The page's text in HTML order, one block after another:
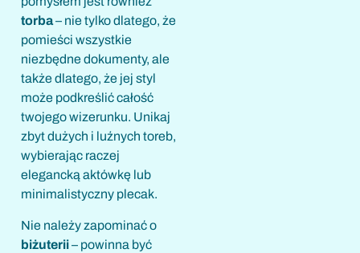
torba– nie tylko dlatego, że
pomieści wszystkie
niezbędne dokumenty, ale
także dlatego, że jej styl
może podkreślić całość
twojego wizerunku. Unikaj
zbyt dużych i luźnych toreb,
wybierając raczej
elegancką aktówkę lub
minimalistyczny plecak.
Nie należy zapominać o
biżuterii– powinna być